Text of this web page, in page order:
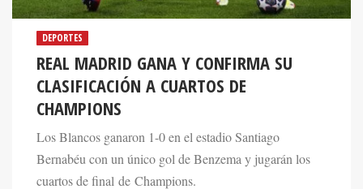
DEPORTES
REAL MADRID GANA Y CONFIRMA SU
CLASIFICACIÓN A CUARTOS DE
CHAMPIONS
Los Blancos ganaron 1-0 en el estadio Santiago
Bernabéu con un único gol de Benzema y jugarán los
cuartos de final de Champions.